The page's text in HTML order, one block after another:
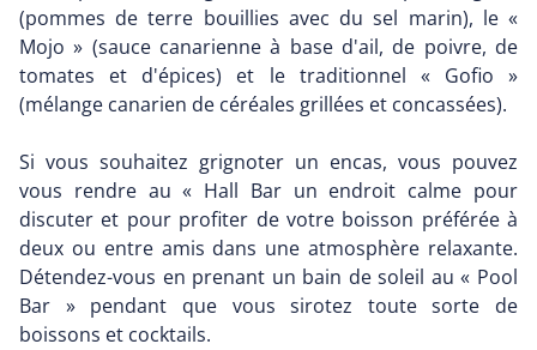
(pommes de terre bouillies avec du sel marin), le «
Mojo » (sauce canarienne à base d'ail, de poivre, de
tomates et d'épices) et le traditionnel « Gofio »
(mélange canarien de céréales grillées et concassées).
Si vous souhaitez grignoter un encas, vous pouvez
vous rendre au « Hall Bar un endroit calme pour
discuter et pour profiter de votre boisson préférée à
deux ou entre amis dans une atmosphère relaxante.
Détendez-vous en prenant un bain de soleil au « Pool
Bar » pendant que vous sirotez toute sorte de
boissons et cocktails.